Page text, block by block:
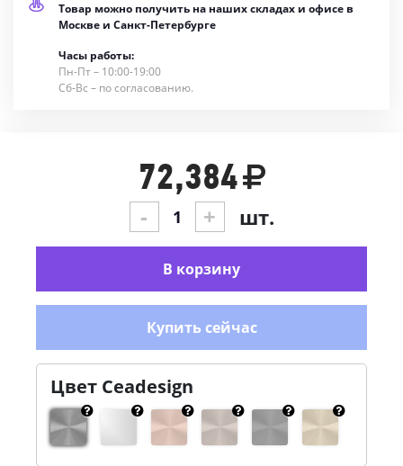
Товар можно получить на наших складах и офисе в
Москве и Санкт-Петербурге
Часы работы:
Пн-Пт – 10:00-19:00
Сб-Вс – по согласованию.
Цвет Ceadesign
72,384
- + шт.
В корзину
Купить сейчас